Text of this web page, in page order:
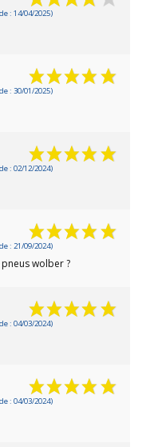
: 14/04/2025)
: 30/01/2025)
: 02/12/2024)
: 21/09/2024)
wolber ?
: 04/03/2024)
: 04/03/2024)